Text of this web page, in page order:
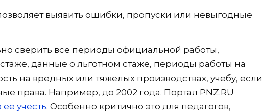
выявить ошибки, пропуски или невыгодные
сверить все периоды официальной работы,
стаже, данные о льготном стаже, периоды работы на
на вредных или тяжелых производствах, учебу, если
права. Например, до 2002 года. Портал PNZ.RU
учесть. Особенно критично это для педагогов,